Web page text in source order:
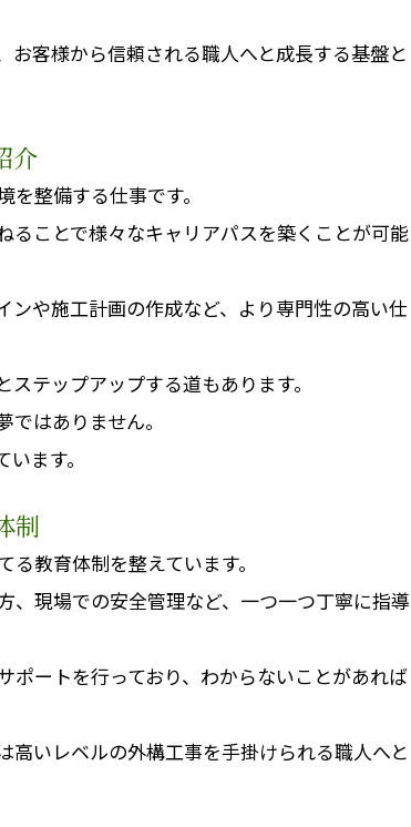
お客様から信頼される職人へと成長する基盤と
介
整備する仕事です。
ることで様々なキャリアパスを築くことが可能
や施工計画の作成など、より専門性の高い仕
テップアップする道もあります。
はありません。
ます。
制
教育体制を整えています。
、現場での安全管理など、一つ一つ丁寧に指導
ポートを行っており、わからないことがあれば
いレベルの外構工事を手掛けられる職人へと